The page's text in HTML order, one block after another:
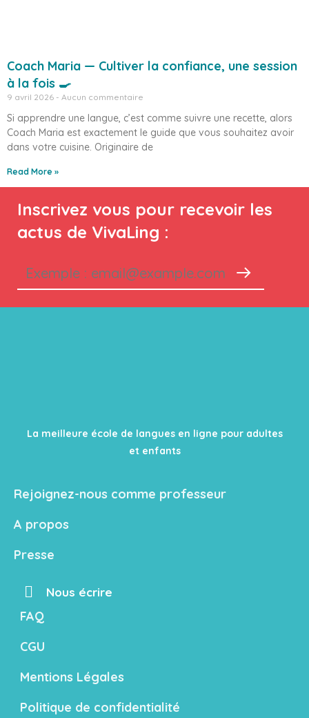
Coach Maria — Cultiver la confiance, une session
à la fois 🍳
9 avril 2026 Aucun commentaire
Si apprendre une langue, c’est comme suivre une recette, alors
Coach Maria est exactement le guide que vous souhaitez avoir
dans votre cuisine. Originaire de
Read More »
Inscrivez vous pour recevoir les
actus de VivaLing :
La meilleure école de langues en ligne pour adultes
et enfants
Rejoignez-nous comme professeur
A propos
Presse
Nous écrire
FAQ
CGU
Mentions Légales
Politique de confidentialité